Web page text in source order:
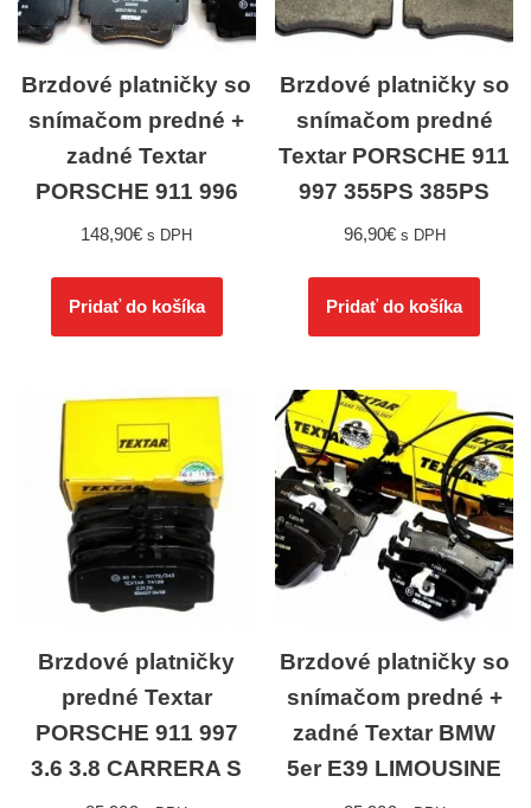
Brzdové platničky so
snímačom predné +
zadné Textar
PORSCHE 911 996
148,90€ s DPH
Pridať do košíka
Brzdové platničky so
snímačom predné
Textar PORSCHE 911
997 355PS 385PS
96,90€ s DPH
Pridať do košíka
Brzdové platničky
predné Textar
PORSCHE 911 997
3.6 3.8 CARRERA S
Brzdové platničky so
snímačom predné +
zadné Textar BMW
5er E39 LIMOUSINE